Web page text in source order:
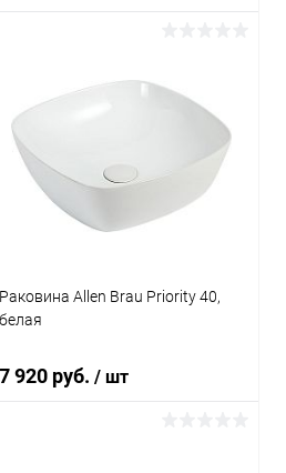
В корзину
В избранное Под заказ
Раковина Allen Brau Priority 40,
белая
7 920 руб./ шт